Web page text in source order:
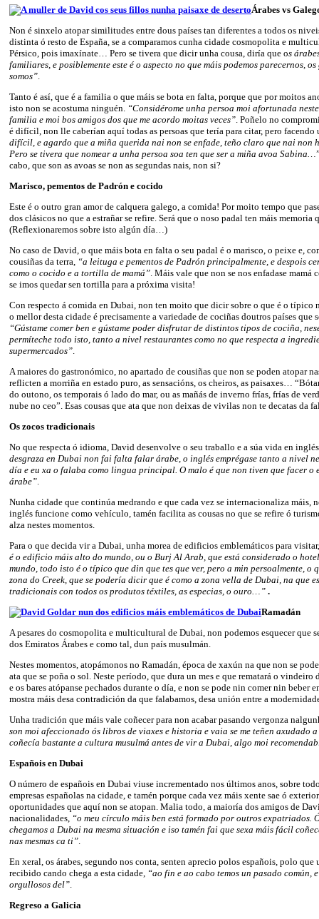
Árabes vs
Non é sinxelo atopar similitudes entre dous países tan diferentes a todos os
distinta ó resto de España, se a comparamos cunha cidade cosmopolita e
Pérsico, pois imaxínate… Pero se tivera que dicir unha cousa, diría que os
familiares, e posiblemente este é o aspecto no que máis podemos parecernos,
somos”
Tanto é así, que é a familia o que máis se bota en falta, porque que por moitos
isto non se acostuma ninguén. “Considérome unha persoa moi afortunada
familia e moi bos amigos dos que me acordo moitas veces” . Poñelo no
é difícil, non lle caberían aquí todas as persoas que tería para citar, pero
difícil, e agardo que a miña querida nai non se enfade, teño claro que nai non
Pero se tivera que nomear a unha persoa soa ten que ser a miña avoa Sabina…
cabo, que son as avoas se non as segundas nais, non si?
Marisco, pementos de Padrón e cocido
Este é o outro gran amor de calquera galego, a comida! Por moito tempo que
dos clásicos no que a estrañar se refire. Será que o noso padal ten máis memoria
(Reflexionaremos sobre isto algún día…)
No caso de David, o que máis bota en falta o seu padal é o marisco, o peixe e,
cousiñas da terra, “a leituga e pementos de Padrón principalmente, e despois
como o cocido e a tortilla de mamá” . Máis vale que non se nos enfadase mamá
se imos quedar sen tortilla para a próxima visita!
Con respecto á comida en Dubai, non ten moito que dicir sobre o que é o típico
o mellor desta cidade é precisamente a variedade de cociñas doutros países que
“Gústame comer ben e gústame poder disfrutar de distintos tipos de cociña,
permíteche todo isto, tanto a nivel restaurantes como no que respecta a
supermercados”
A maiores do gastronómico, no apartado de cousiñas que non se poden atopar
reflicten a morriña en estado puro, as sensacións, os cheiros, as paisaxes…
do outono, os temporais ó lado do mar, ou as mañás de inverno frías, frías de
nube no ceo”. Esas cousas que ata que non deixas de vivilas non te decatas
Os zocos tradicionais
No que respecta ó idioma, David desenvolve o seu traballo e a súa vida en
desgraza en Dubai non fai falta falar árabe, o inglés emprégase tanto a nivel
día e eu xa o falaba como lingua principal. O malo é que non tiven que facer o
árabe”
Nunha cidade que continúa medrando e que cada vez se internacionaliza máis,
inglés funcione como vehículo, tamén facilita as cousas no que se refire ó
alza nestes momentos.
Para o que decida vir a Dubai, unha morea de edificios emblemáticos para visitar,
é o edificio máis alto do mundo, ou o Burj Al Arab, que está considerado o
mundo, todo isto é o típico que din que tes que ver, pero a min persoalmente, o
zona do Creek, que se podería dicir que é como a zona vella de Dubai, na que
tradicionais con todos os produtos téxtiles, as especias, o ouro…” .
Ramadán
A pesares do cosmopolita e multicultural de Dubai, non podemos esquecer que
dos Emiratos Árabes e como tal, dun país musulmán.
Nestes momentos, atopámonos no Ramadán, época de xaxún na que non se
ata que se poña o sol. Neste período, que dura un mes e que rematará o vindeiro
e os bares atópanse pechados durante o día, e non se pode nin comer nin beber
mostra máis desa contradición da que falabamos, desa unión entre a
Unha tradición que máis vale coñecer para non acabar pasando vergonza
son moi afeccionado ós libros de viaxes e historia e vaia se me teñen axudado
coñecía bastante a cultura musulmá antes de vir a Dubai, algo moi
Españois en Dubai
O número de españois en Dubai viuse incrementado nos últimos anos, sobre
empresas españolas na cidade, e tamén porque cada vez máis xente sae ó
oportunidades que aquí non se atopan. Malia todo, a maioría dos amigos de
nacionalidades, “o meu círculo máis ben está formado por outros expatriados.
chegamos a Dubai na mesma situación e iso tamén fai que sexa máis fácil
nas mesmas ca ti”
En xeral, os árabes, segundo nos conta, senten aprecio polos españois, polo que
recibido cando chega a esta cidade, “ao fin e ao cabo temos un pasado común,
orgullosos del”
Regreso a Galicia